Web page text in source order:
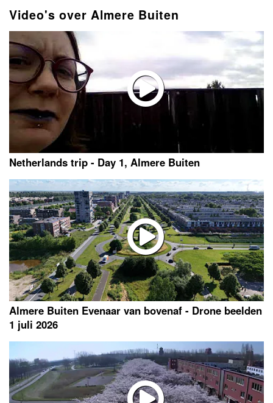
Video's over Almere Buiten
Netherlands trip - Day 1, Almere Buiten
Almere Buiten Evenaar van bovenaf - Drone beelden
1 juli 2026